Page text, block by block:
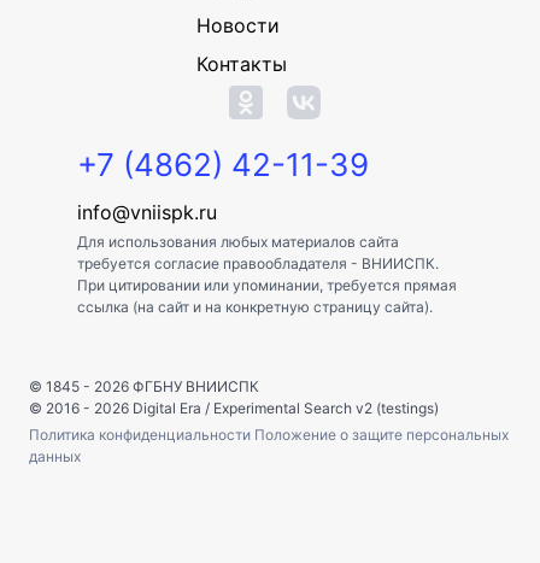
Новости
Контакты
+7 (4862) 42-11-39
info@vniispk.ru
Для использования любых материалов сайта
требуется согласие правообладателя - ВНИИСПК.
При цитировании или упоминании, требуется прямая
ссылка (на сайт и на конкретную страницу сайта).
© 1845 - 2026 ФГБНУ ВНИИСПК
© 2016 - 2026 Digital Era / Experimental Search v2 (testings)
Политика конфиденциальности Положение о защите персональных
данных